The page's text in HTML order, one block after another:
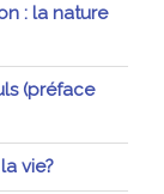
: la nature
(préface
vie?